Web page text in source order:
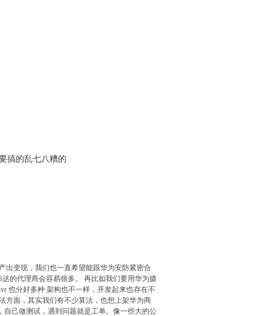
搞的乱七八糟的
出变现，我们也一直希望能跟华为安防紧密合
的代理商会容易很多。 再比如我们要用华为摄
也分好多种 架构也不一样，开发起来也存在不
方面，其实我们有不少算法，也想上架华为商
己做测试，遇到问题就是工单。像一些大的公